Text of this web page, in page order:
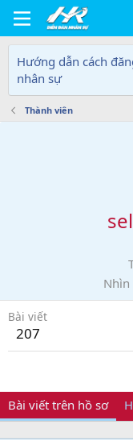
Hướng dẫn cách
nhân sự
Thành viên
Nhìn
Bài viết
207
Bài viết trên hồ sơ